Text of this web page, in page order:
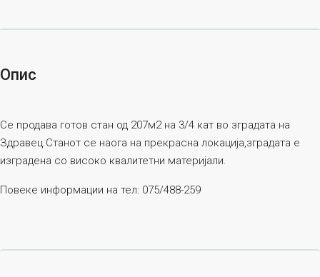
Опис
Се продава готов стан од 207м2 на 3/4 кат во зградата на
Здравец.Станот се наога на прекрасна локација,зградата е
изградена со високо квалитетни материјали.
Повеке информации на тел: 075/488-259